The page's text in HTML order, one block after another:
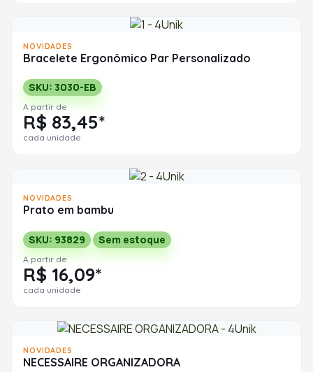
NOVIDADES
Bracelete Ergonômico Par Personalizado
SKU: 3030-EB
A partir de
R$ 83,45*
cada unidade
NOVIDADES
Prato em bambu
SKU: 93829 Sem estoque
A partir de
R$ 16,09*
cada unidade
NOVIDADES
NECESSAIRE ORGANIZADORA